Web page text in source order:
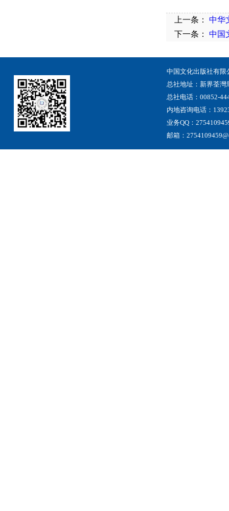
上一条： 中华
下一条： 中国
中国文化出版社有
总社地址 ： 新界荃灣
总社电话：00852-
内地咨询电话：
业务QQ：
邮箱：